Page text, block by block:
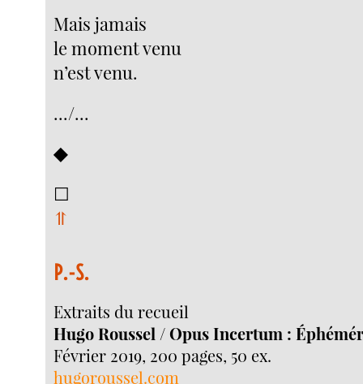
Mais jamais
le moment venu
n’est venu.
.../...
◆
☐
⥣
P.-S.
Extraits du recueil
Hugo Roussel /Opus Incertum :
Février 2019, 200 pages, 50 ex.
hugoroussel.com